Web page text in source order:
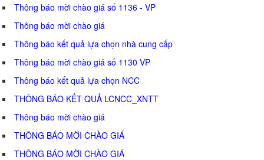
Thông báo mời chào giá số 1136 - VP
Thông báo mời chào giá
Thông báo kết quả lựa chọn nhà cung cấp
Thông báo mời chào giá số 1130 VP
Thông báo kết quả lựa chọn NCC
THÔNG BÁO KẾT QUẢ LCNCC_XNTT
Thông báo mời chào giá
THÔNG BÁO MỜI CHÀO GIÁ
THÔNG BÁO MỜI CHÀO GIÁ